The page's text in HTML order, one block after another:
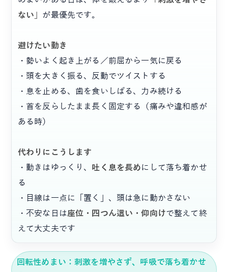
ない」 が最優先です。
避けたい動き
・勢いよく起き上がる／前屈から一気に戻る
・頭を大きく振る、反動でツイストする
・息を止める、歯を食いしばる、力み続ける
・首を反らしたまま長く固定する（痛みや違和感が
ある時）
代わりにこうします
・動きはゆっくり、 吐く息を長めにして落ち着かせ
る
・目線は一点に「置く」、頭は急に動かさない
・不安な日は座位・四つん這い・仰向けで整えて終
えて大丈夫です
回転性めまい：刺激を増やさず、呼吸で落ち着かせ